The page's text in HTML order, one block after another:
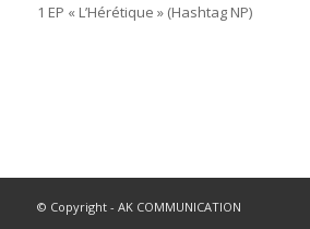
1 EP « L’Hérétique » (Hashtag NP)
© Copyright - AK COMMUNICATION